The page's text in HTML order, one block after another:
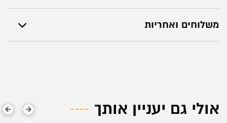
משלוחים ואחריות
אולי גם יעניין אותך